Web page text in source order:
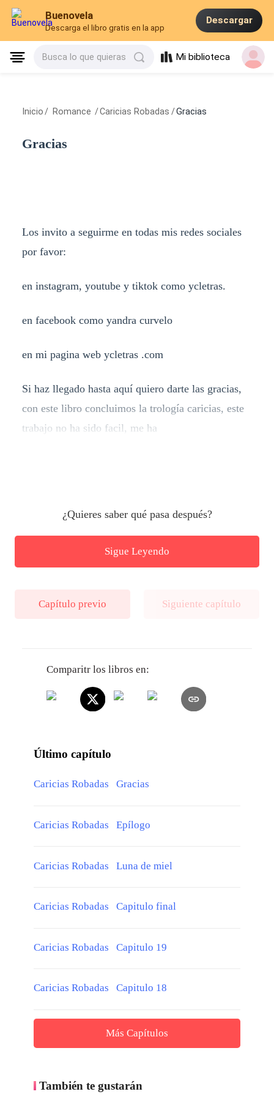
Buenovela
Descarga el libro gratis en la app
Descargar
Busca lo que quieras Mi biblioteca
Inicio / Romance /Caricias Robadas /Gracias
Gracias
Los invito a seguirme en todas mis redes sociales
por favor:
en instagram, youtube y tiktok como ycletras.
en facebook como yandra curvelo
en mi pagina web ycletras .com
Si haz llegado hasta aquí quiero darte las gracias,
con este libro concluimos la trología caricias, este
trabajo no ha sido facil, me ha
¿Quieres saber qué pasa después?
Sigue Leyendo
Capítulo previo Siguiente capítulo
Comparitr los libros en:
Último capítulo
Caricias Robadas Gracias
Caricias Robadas Epílogo
Caricias Robadas Luna de miel
Caricias Robadas Capitulo final
Caricias Robadas Capitulo 19
Caricias Robadas Capitulo 18
Más Capítulos
También te gustarán